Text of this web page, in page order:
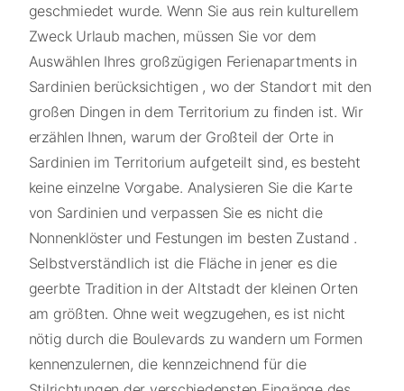
geschmiedet wurde. Wenn Sie aus rein kulturellem
Zweck Urlaub machen, müssen Sie vor dem
Auswählen Ihres großzügigen Ferienapartments in
Sardinien berücksichtigen , wo der Standort mit den
großen Dingen in dem Territorium zu finden ist. Wir
erzählen Ihnen, warum der Großteil der Orte in
Sardinien im Territorium aufgeteilt sind, es besteht
keine einzelne Vorgabe. Analysieren Sie die Karte
von Sardinien und verpassen Sie es nicht die
Nonnenklöster und Festungen im besten Zustand .
Selbstverständlich ist die Fläche in jener es die
geerbte Tradition in der Altstadt der kleinen Orten
am größten. Ohne weit wegzugehen, es ist nicht
nötig durch die Boulevards zu wandern um Formen
kennenzulernen, die kennzeichnend für die